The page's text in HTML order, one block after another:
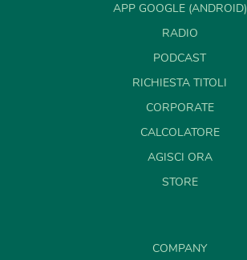
APP GOOGLE (ANDROID)
RADIO
PODCAST
RICHIESTA TITOLI
CORPORATE
CALCOLATORE
AGISCI ORA
STORE
COMPANY